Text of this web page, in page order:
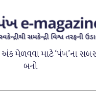
મેળવવા માટે ‘પંખ’ના
બનો.